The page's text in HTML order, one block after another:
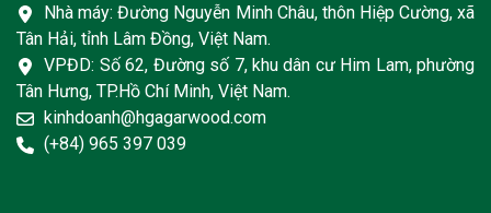
Nhà máy: Đường Nguyễn Minh Châu, thôn Hiệp Cường, xã
Tân Hải, tỉnh Lâm Đồng, Việt Nam.
VPĐD: Số 62, Đường số 7, khu dân cư Him Lam, phường
Tân Hưng, TP.Hồ Chí Minh, Việt Nam.
kinhdoanh@hgagarwood.com
(+84) 965 397 039